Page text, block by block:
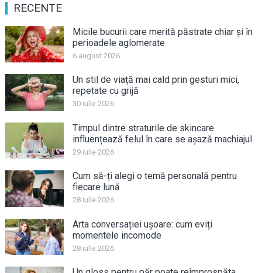
RECENTE
Micile bucurii care merită păstrate chiar și în
perioadele aglomerate
6 august 2026
Un stil de viață mai cald prin gesturi mici,
repetate cu grijă
30 iulie 2026
Timpul dintre straturile de skincare
influențează felul în care se așază machiajul
29 iulie 2026
Cum să-ți alegi o temă personală pentru
fiecare lună
28 iulie 2026
Arta conversației ușoare: cum eviți
momentele incomode
28 iulie 2026